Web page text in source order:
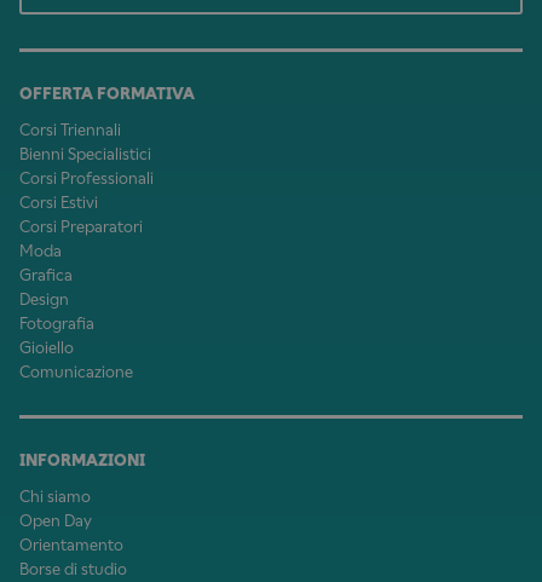
OFFERTA FORMATIVA
Corsi Triennali
Bienni Specialistici
Corsi Professionali
Corsi Estivi
Corsi Preparatori
Moda
Grafica
Design
Fotografia
Gioiello
Comunicazione
INFORMAZIONI
Chi siamo
Open Day
Orientamento
Borse di studio